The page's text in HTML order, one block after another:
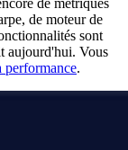
de moteur de
sont
aujourd'hui. Vous
performance.